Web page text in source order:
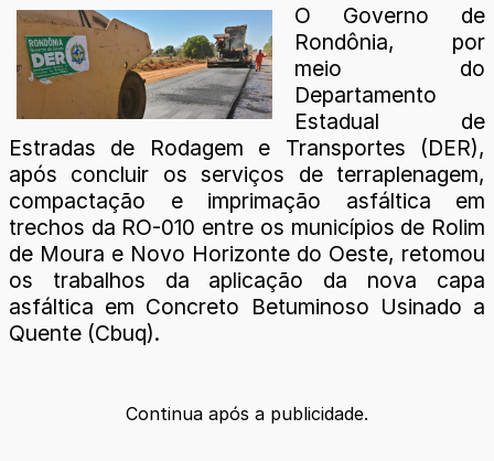
O Governo de
Rondônia, por
meio do
Departamento
Estadual de
Estradas de Rodagem e Transportes (DER),
após concluir os serviços de terraplenagem,
compactação e imprimação asfáltica em
trechos da RO-010 entre os municípios de Rolim
de Moura e Novo Horizonte do Oeste, retomou
os trabalhos da aplicação da nova capa
asfáltica em Concreto Betuminoso Usinado a
Quente (Cbuq).
Continua após a publicidade.